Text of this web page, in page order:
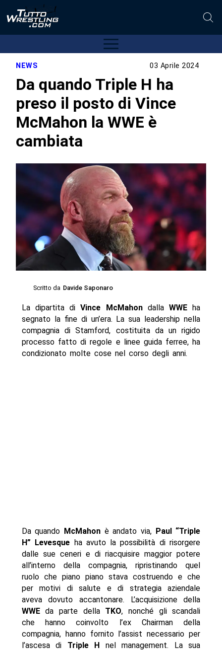
NEWS 03 Aprile 2024
Da quando Triple H ha
preso il posto di Vince
McMahon la WWE è
cambiata
Scritto da Davide Saponaro
La dipartita diVince McMahondalla WWEha
segnato la fine di un’era. La sua leadership nella
compagnia di Stamford, costituita da un rigido
processo fatto di regole e linee guida ferree, ha
condizionato molte cose nel corso degli anni.
Da quando McMahon è andato via, Paul “Triple
H” Levesque ha avuto la possibilità di risorgere
dalle sue ceneri e di riacquisire maggior potere
all’interno della compagnia, ripristinando quel
ruolo che piano piano stava costruendo e che
per motivi di salute e di strategia aziendale
aveva dovuto accantonare. L’acquisizione della
WWEda parte della TKO, nonché gli scandali
che hanno coinvolto l’ex Chairman della
compagnia, hanno fornito l’assist necessario per
l’ascesa di Triple H nel management. La sua